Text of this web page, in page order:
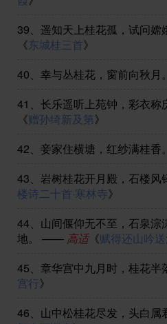
39、 遥知天上桂花孤，试问嫦
《东城桂三首》
40、 幸与丛桂花，窗前向秋月。
41、 长乐遥听上苑钟，彩衣称
《赠孙绮新及第》
42、 妾家住横塘，红纱满桂香。
43、 岩树桂花开月殿，石楼风
楼诗二十首·寒林寺》
44、 山间偃仰无不至，石泉淙
地。
—— 高适《赋得还山吟
45、 章华宫中九月时，桂花半
宫行》
46、 山中松桂花尽发，头白属